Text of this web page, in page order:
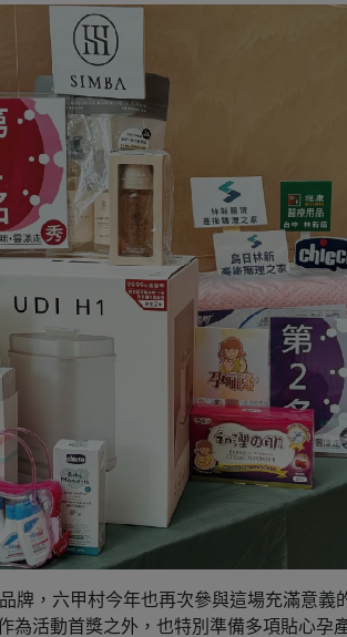
牌，六甲村今年也再次參與這場充滿意義
為活動首獎之外，也特別準備多項貼心孕